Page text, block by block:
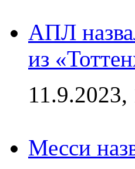
АПЛ
из
11.9.2023,
Месси